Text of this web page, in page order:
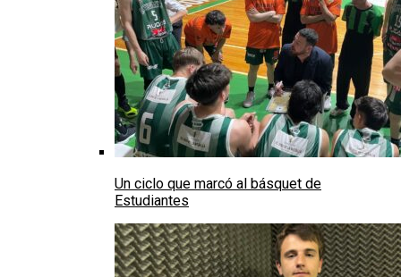
Un ciclo que marcó al básquet de
Estudiantes